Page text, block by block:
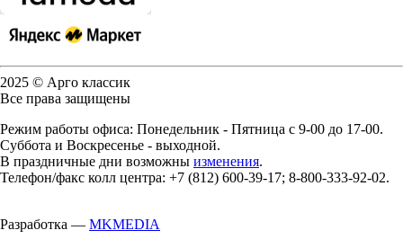
2025 © Арго классик
Все права защищены
Режим работы офиса: Понедельник - Пятница с 9-00 до 17-00.
Суббота и Воскресенье - выходной.
В праздничные дни возможны изменения.
Телефон/факс колл центра: +7 (812) 600-39-17; 8-800-333-92-02.
Разработка — MKMEDIA